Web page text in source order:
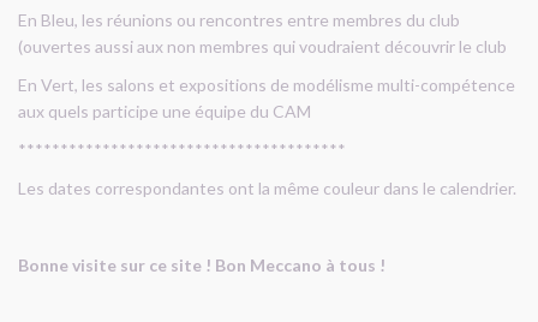
En Bleu, les réunions ou rencontres entre membres du club
(ouvertes aussi aux non membres qui voudraient découvrir le club
En Vert, les salons et expositions de modélisme multi-compétence
aux quels participe une équipe du CAM
***************************************
Les dates correspondantes ont la même couleur dans le calendrier.
Bonne visite sur ce site ! Bon Meccano à tous !